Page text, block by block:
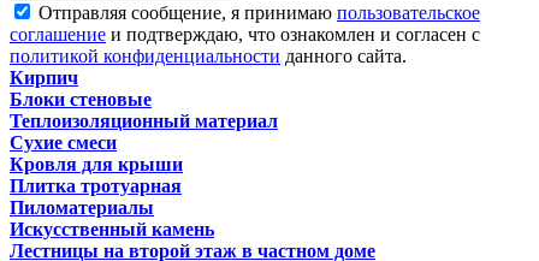
Отправляя сообщение, я принимаю пользовательское
соглашение и подтверждаю, что ознакомлен и согласен с
политикой конфиденциальности данного сайта.
Кирпич
Блоки стеновые
Теплоизоляционный материал
Сухие смеси
Кровля для крыши
Плитка тротуарная
Пиломатериалы
Искусственный камень
Лестницы на второй этаж в частном доме